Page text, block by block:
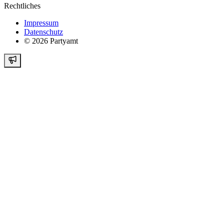
Rechtliches
Impressum
Datenschutz
© 2026 Partyamt